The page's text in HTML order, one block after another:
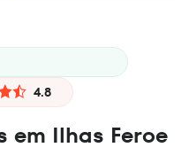
4.8
em Ilhas Feroe